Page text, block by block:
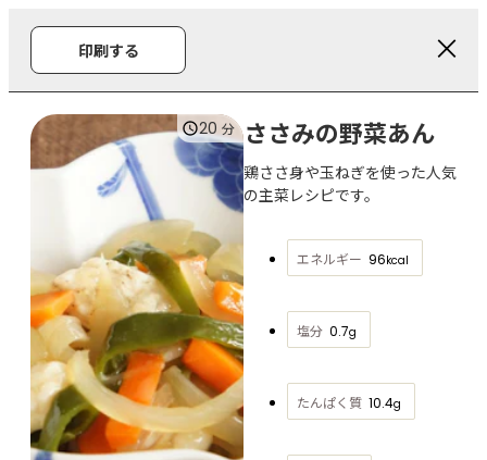
印刷する
20 分 ささみの野菜あん
鶏ささ身や玉ねぎを使った人気
の主菜レシピです。
エネルギー 96kcal
塩分 0.7g
たんぱく質 10.4g